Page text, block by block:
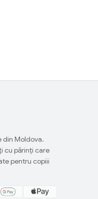
din Moldova.
cu părinți care
pentru copiii